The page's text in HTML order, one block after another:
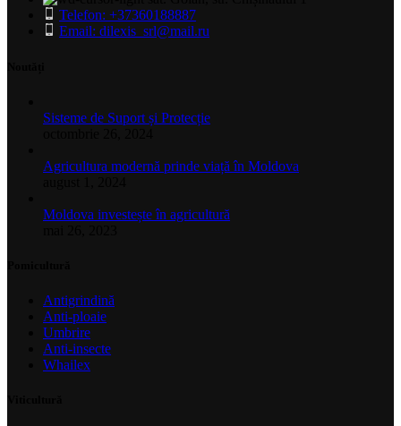
Telefon: +37360188887
Email: dilexis_srl@mail.ru
Sisteme de Suport și Protecție
Agricultura modernă prinde viață în Moldova
Moldova investește în agricultură
Antigrindină
Anti-ploaie
Umbrire
Anti-insecte
Whailex